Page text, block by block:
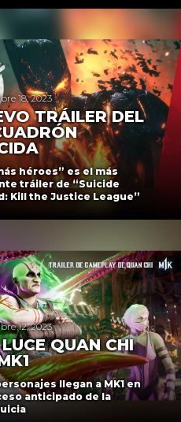
18, 2023
TRÁILER DEL
héroes” es el más
tráiler de “Suicide
Kill the Justice League”
12, 2023
QUAN CHI
llegan a MK1 en
anticipado de la